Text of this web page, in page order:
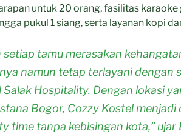
untuk 20 orang, fasilitas karaoke
pukul 1 siang, serta layanan kopi
setiap tamu merasakan
namun tetap terlayani dengan
Hospitality. Dengan lokasi
Bogor, Cozzy Kostel menjadi
time tanpa kebisingan kota,” ujar